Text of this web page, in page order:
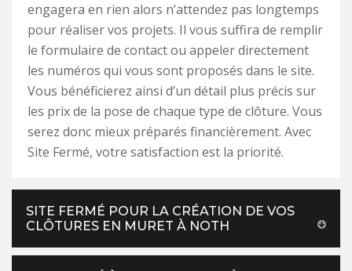
engagera en rien alors n’attendez pas longtemps
pour réaliser vos projets. Il vous suffira de remplir
le formulaire de contact ou appeler directement
les numéros qui vous sont proposés dans le site.
Vous bénéficierez ainsi d’un détail plus précis sur
les prix de la pose de chaque type de clôture. Vous
serez donc mieux préparés financièrement. Avec
Site Fermé, votre satisfaction est la priorité.
SITE FERMÉ POUR LA CRÉATION DE VOS
CLÔTURES EN MURET À NOTH